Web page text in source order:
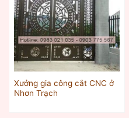
Xưởng gia công cắt CNC ở
Nhơn Trạch